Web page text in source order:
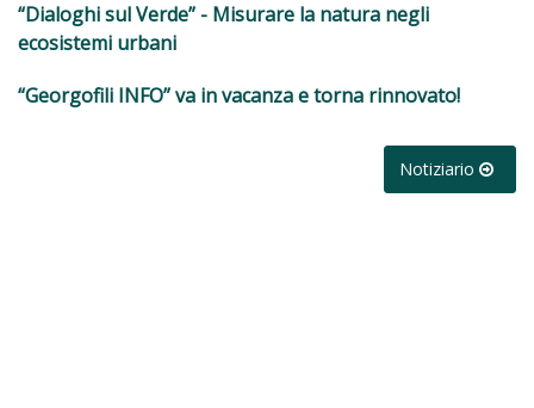
“Dialoghi sul Verde” - Misurare la natura negli
ecosistemi urbani
“Georgofili INFO” va in vacanza e torna rinnovato!
Notiziario